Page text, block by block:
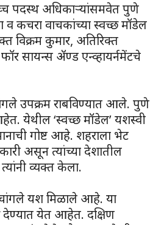
पदस्थ अधिकाऱ्यांसमवेत पुणे
कचरा वाचकांच्या स्वच्छ मॉडेल
विक्रम कुमार, अतिरिक्त
सायन्स ॲण्ड एन्व्हायर्नमेंटचे
उपक्रम राबविण्यात आले. पुणे
येथील ‘स्वच्छ मॉडेल’ यशस्वी
गोष्ट आहे. शहराला भेट
असून त्यांच्या देशातील
व्यक्त केला.
यश मिळाले आहे. या
देण्यात येत आहेत. दक्षिण